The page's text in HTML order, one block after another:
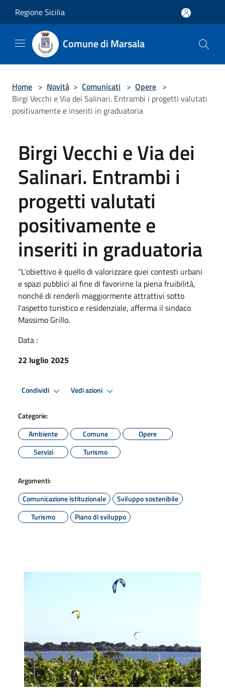
Regione Sicilia
Comune di Marsala
Home > Novità > Comunicati > Opere >
Birgi Vecchi e Via dei Salinari. Entrambi i progetti valutati
positivamente e inseriti in graduatoria
Birgi Vecchi e Via dei
Salinari. Entrambi i
progetti valutati
positivamente e
inseriti in graduatoria
“L'obiettivo è quello di valorizzare quei contesti urbani
e spazi pubblici al fine di favorirne la piena fruibilità,
nonché di renderli maggiormente attrattivi sotto
l'aspetto turistico e residenziale, afferma il sindaco
Massimo Grillo.
Data :
22 luglio 2025
Condividi Vedi azioni
Categorie:
Ambiente
Comune
Opere
Servizi
Turismo
Argomenti:
Comunicazione istituzionale
Sviluppo sostenibile
Turismo
Piano di sviluppo